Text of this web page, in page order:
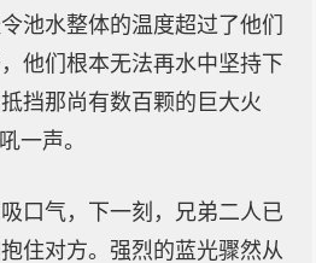
池水整体的温度超过了他们
他们根本无法再水中坚持下
挡那尚有数百颗的巨大火
一声。
口气，下一刻，兄弟二人已
住对方。强烈的蓝光骤然从